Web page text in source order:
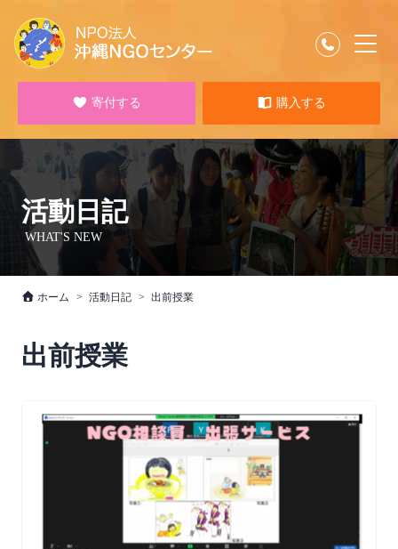
寄付する 購入する
活動日記
WHAT'S NEW
ホーム 活動日記 出前授業
出前授業